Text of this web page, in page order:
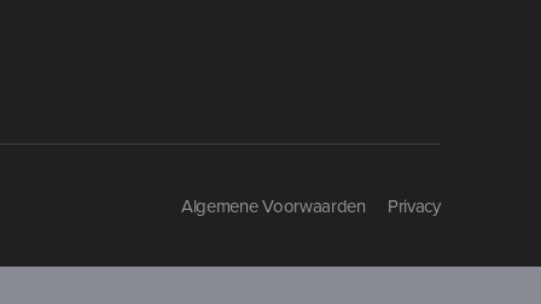
Algemene Voorwaarden Privacy